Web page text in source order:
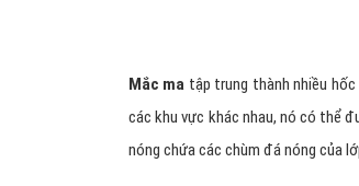
Mắc ma tập trung thành nhiều hốc
các khu vực khác nhau, nó có thể
nóng chứa các chùm đá nóng của